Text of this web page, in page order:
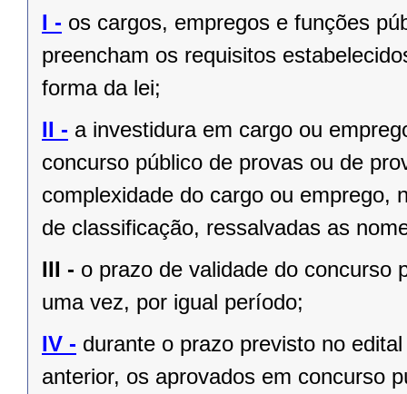
I - os cargos, empregos e funções
preencham os requisitos
forma da lei;
II - a investidura em cargo ou
concurso público de provas ou de
complexidade do cargo ou emprego,
de classificação, ressalvadas as
III - o prazo de validade do concurso
uma vez, por igual período;
IV - durante o prazo previsto no
anterior, os aprovados em concurso